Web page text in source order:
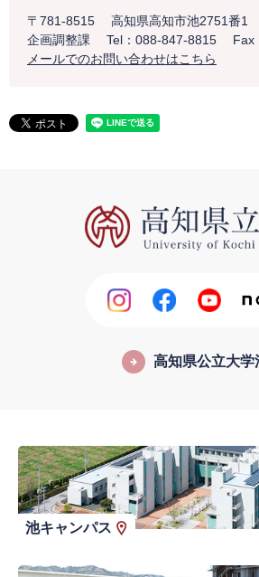
〒781-8515
高知県高知市池2751番1
企画調整課
Tel：088-847-8815
Fax
メールでのお問い合わせはこちら
高知県公立大学
池キャンパス